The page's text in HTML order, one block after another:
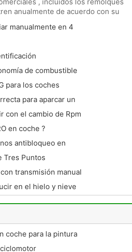
anualmente de acuerdo con su
una balanza certificada oficial
manualmente en 4
Blazer 1996 ?
de combustible
para los coches
para aparcar un
con el cambio de Rpm
en coche ?
antibloqueo en
Tres Puntos
transmisión manual
en el hielo y nieve
Big Rig
coche para la pintura